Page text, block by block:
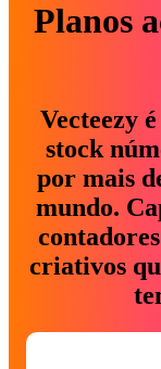
Planos
Vecteezy
stock
por mais
mundo.
criativos